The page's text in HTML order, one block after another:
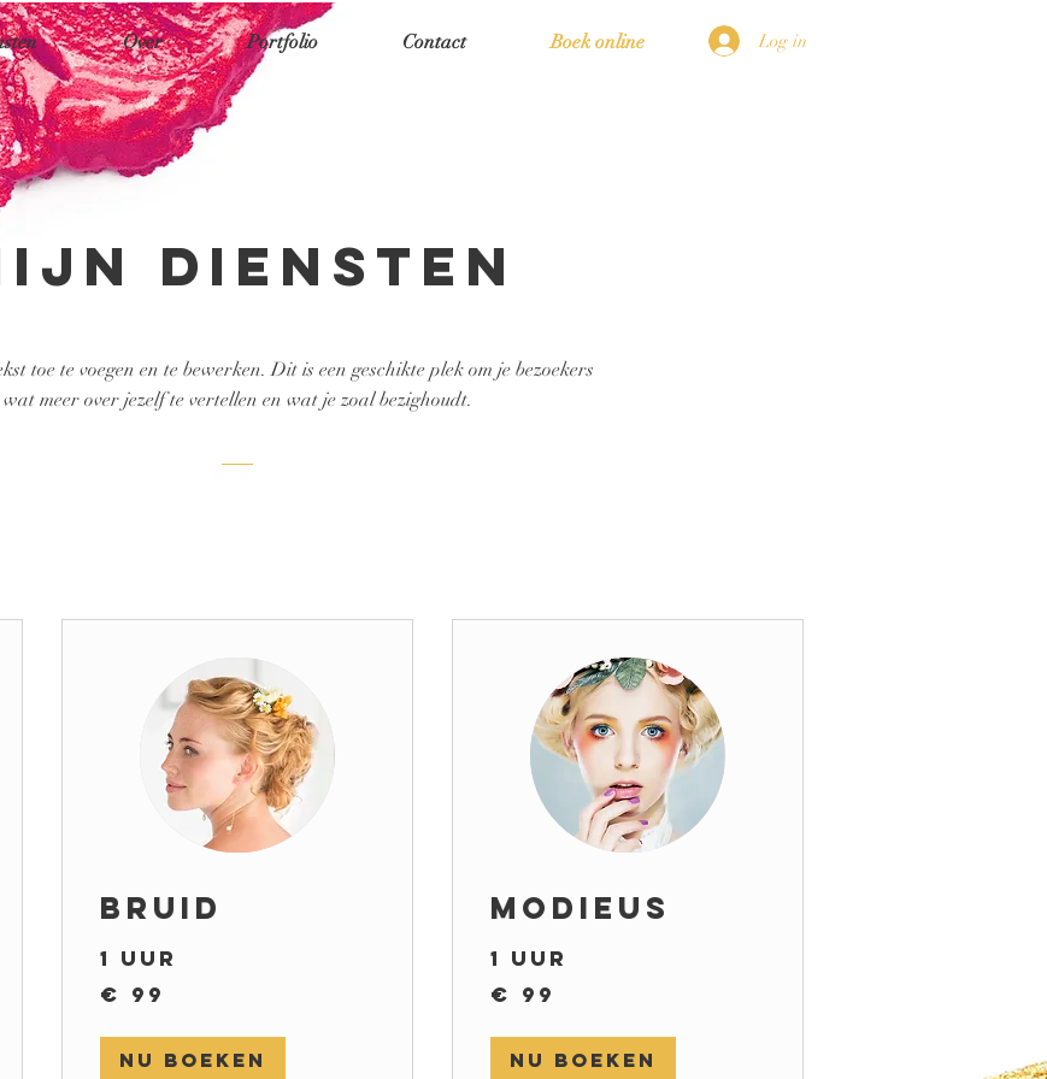
Over Portfolio Contact Boek online Log in
DIENSTEN
toe te voegen en te bewerken. Dit is een geschikte plek om je bezoekers
wat meer over jezelf te vertellen en wat je zoal bezighoudt.
Bruid
1 uur
euro
€ 99
Nu boeken
Modieus
1 uur
euro
€ 99
Nu boeken